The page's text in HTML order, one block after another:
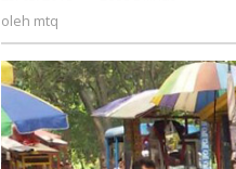
oleh mtq